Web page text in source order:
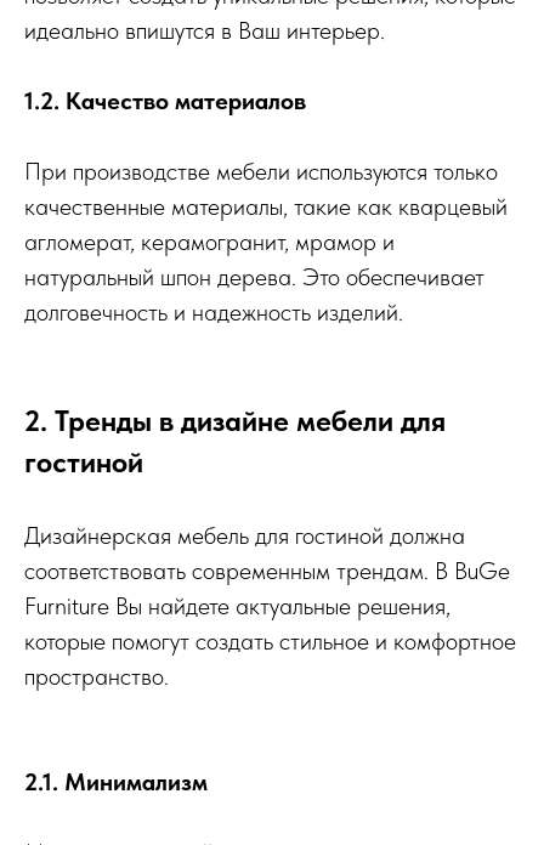
идеально впишутся в Ваш интерьер.
1.2. Качество материалов
При производстве мебели используются только
качественные материалы, такие как кварцевый
агломерат, керамогранит, мрамор и
натуральный шпон дерева. Это обеспечивает
долговечность и надежность изделий.
2. Тренды в дизайне мебели для
гостиной
Дизайнерская мебель для гостиной должна
соответствовать современным трендам. В BuGe
Furniture Вы найдете актуальные решения,
которые помогут создать стильное и комфортное
пространство.
2.1. Минимализм